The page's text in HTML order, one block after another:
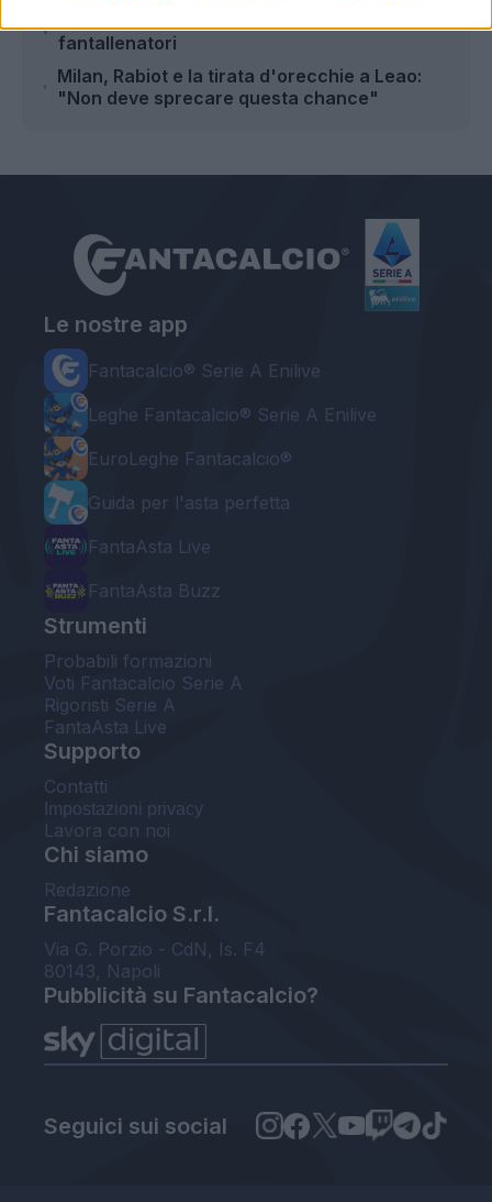
fantallenatori
Milan, Rabiot e la tirata d'orecchie a Leao:
"Non deve sprecare questa chance"
Le nostre app
Fantacalcio® Serie A Enilive
Leghe Fantacalcio® Serie A Enilive
EuroLeghe Fantacalcio®
Guida per l'asta perfetta
FantaAsta Live
FantaAsta Buzz
Strumenti
Probabili formazioni
Voti Fantacalcio Serie A
Rigoristi Serie A
FantaAsta Live
Supporto
Contatti
Impostazioni privacy
Lavora con noi
Chi siamo
Redazione
Fantacalcio S.r.l.
Via G. Porzio - CdN, Is. F4
80143, Napoli
Pubblicità su Fantacalcio?
Seguici sui social